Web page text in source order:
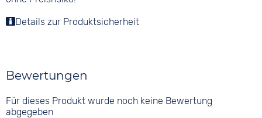
Details zur Produktsicherheit
Bewertungen
Für dieses Produkt wurde noch keine Bewertung
abgegeben